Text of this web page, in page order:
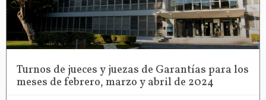
Turnos de jueces y juezas de Garantías para los
meses de febrero, marzo y abril de 2024